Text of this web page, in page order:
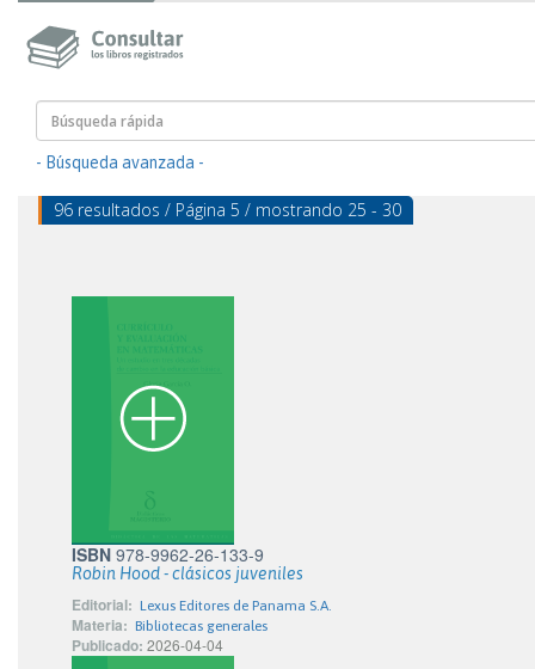
- Búsqueda avanzada -
96 resultados / Página 5 / mostrando 25 - 30
ISBN 978-9962-26-133-9
Robin Hood - clásicos juveniles
Editorial: Lexus Editores de Panama S.A.
Materia: Bibliotecas generales
Publicado: 2026-04-04